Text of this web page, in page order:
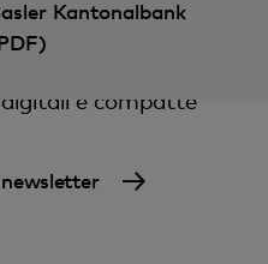
Kantonalbank
e compatte